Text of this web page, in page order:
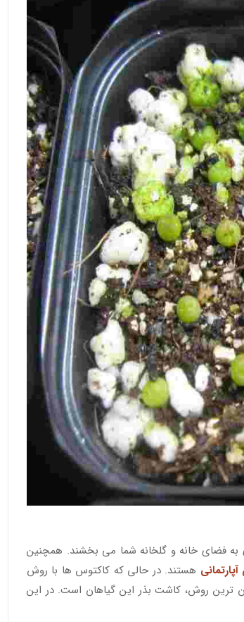
به فضای خانه و گلخانه شما می بخشند. همچنین
هستند. در حالی که کاکتوس ها با روش
ترین روش، کاشت بذر این گیاهان است. در این